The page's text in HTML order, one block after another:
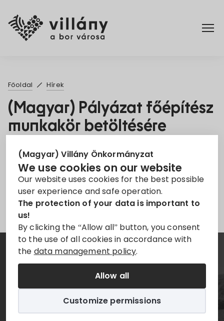
(Magyar) Villány Önkormányzat
We use cookies on our website
Our website uses cookies for the best possible
user experience and safe operation.
The protection of your data is important to
us!
By clicking the “Allow all” button, you consent
to the use of all cookies in accordance with
the data management policy.
Allow all
Customize permissions
Rendelettár
Turizmus
Főoldal Hírek
(Magyar) Pályázat főépítész
munkakör betöltésére
Állás Főépítész
Sorry, this entry is only available inMagyar
Hírlevél
Értesüljön elsőként a legfrissebb villányi
infókról!